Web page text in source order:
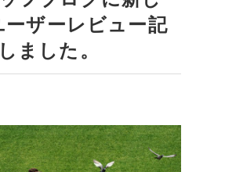
ザーレビュー記
ました。